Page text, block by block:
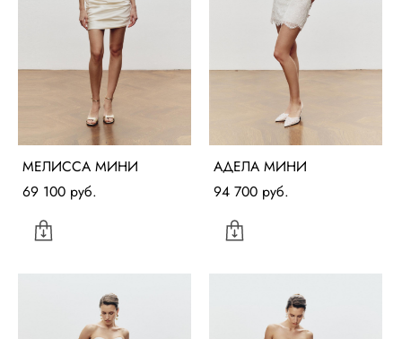
МЕЛИССА МИНИ
69 100 pуб.
АДЕЛА МИНИ
94 700 pуб.